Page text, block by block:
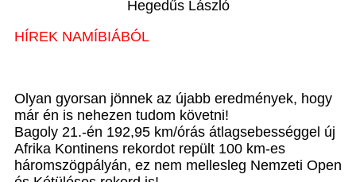
Hegedűs László
HÍREK NAMÍBIÁBÓL
Olyan gyorsan jönnek az újabb eredmények, hogy
már én is nehezen tudom követni!
Bagoly 21.-én 192,95 km/órás átlagsebességgel új
Afrika Kontinens rekordot repült 100 km-es
háromszögpályán, ez nem mellesleg Nemzeti Open